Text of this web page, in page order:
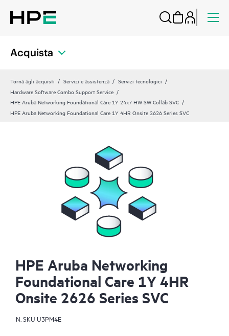
Acquista
Torna agli acquisti Servizi e assistenza
Servizi tecnologici
Hardware Software Combo Support Service
HPE Aruba Networking Foundational Care 1Y 24x7 HW SW Collab SVC
HPE Aruba Networking Foundational Care 1Y 4HR Onsite 2626 Series SVC
HPE Aruba Networking
Foundational Care 1Y 4HR
Onsite 2626 Series SVC
N. SKU U3PM4E